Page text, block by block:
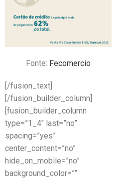
Fonte: Fecomercio
[/fusion_text]
[/fusion_builder_column]
[fusion_builder_column
type=”1_4″ last=”no”
spacing=”yes”
center_content=”no”
hide_on_mobile=”no”
background_color=””